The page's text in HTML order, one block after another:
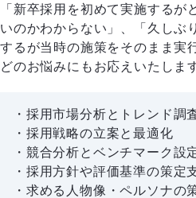
「新卒採用を初めて実施するが
いのかわからない」、「久しぶ
するが当時の施策をそのまま実
どのお悩みにもお応えいたしま
採用市場分析とトレンド調
採用戦略の立案と最適化
競合分析とベンチマーク設
採用方針や評価基準の策定
求める人物像・ペルソナの